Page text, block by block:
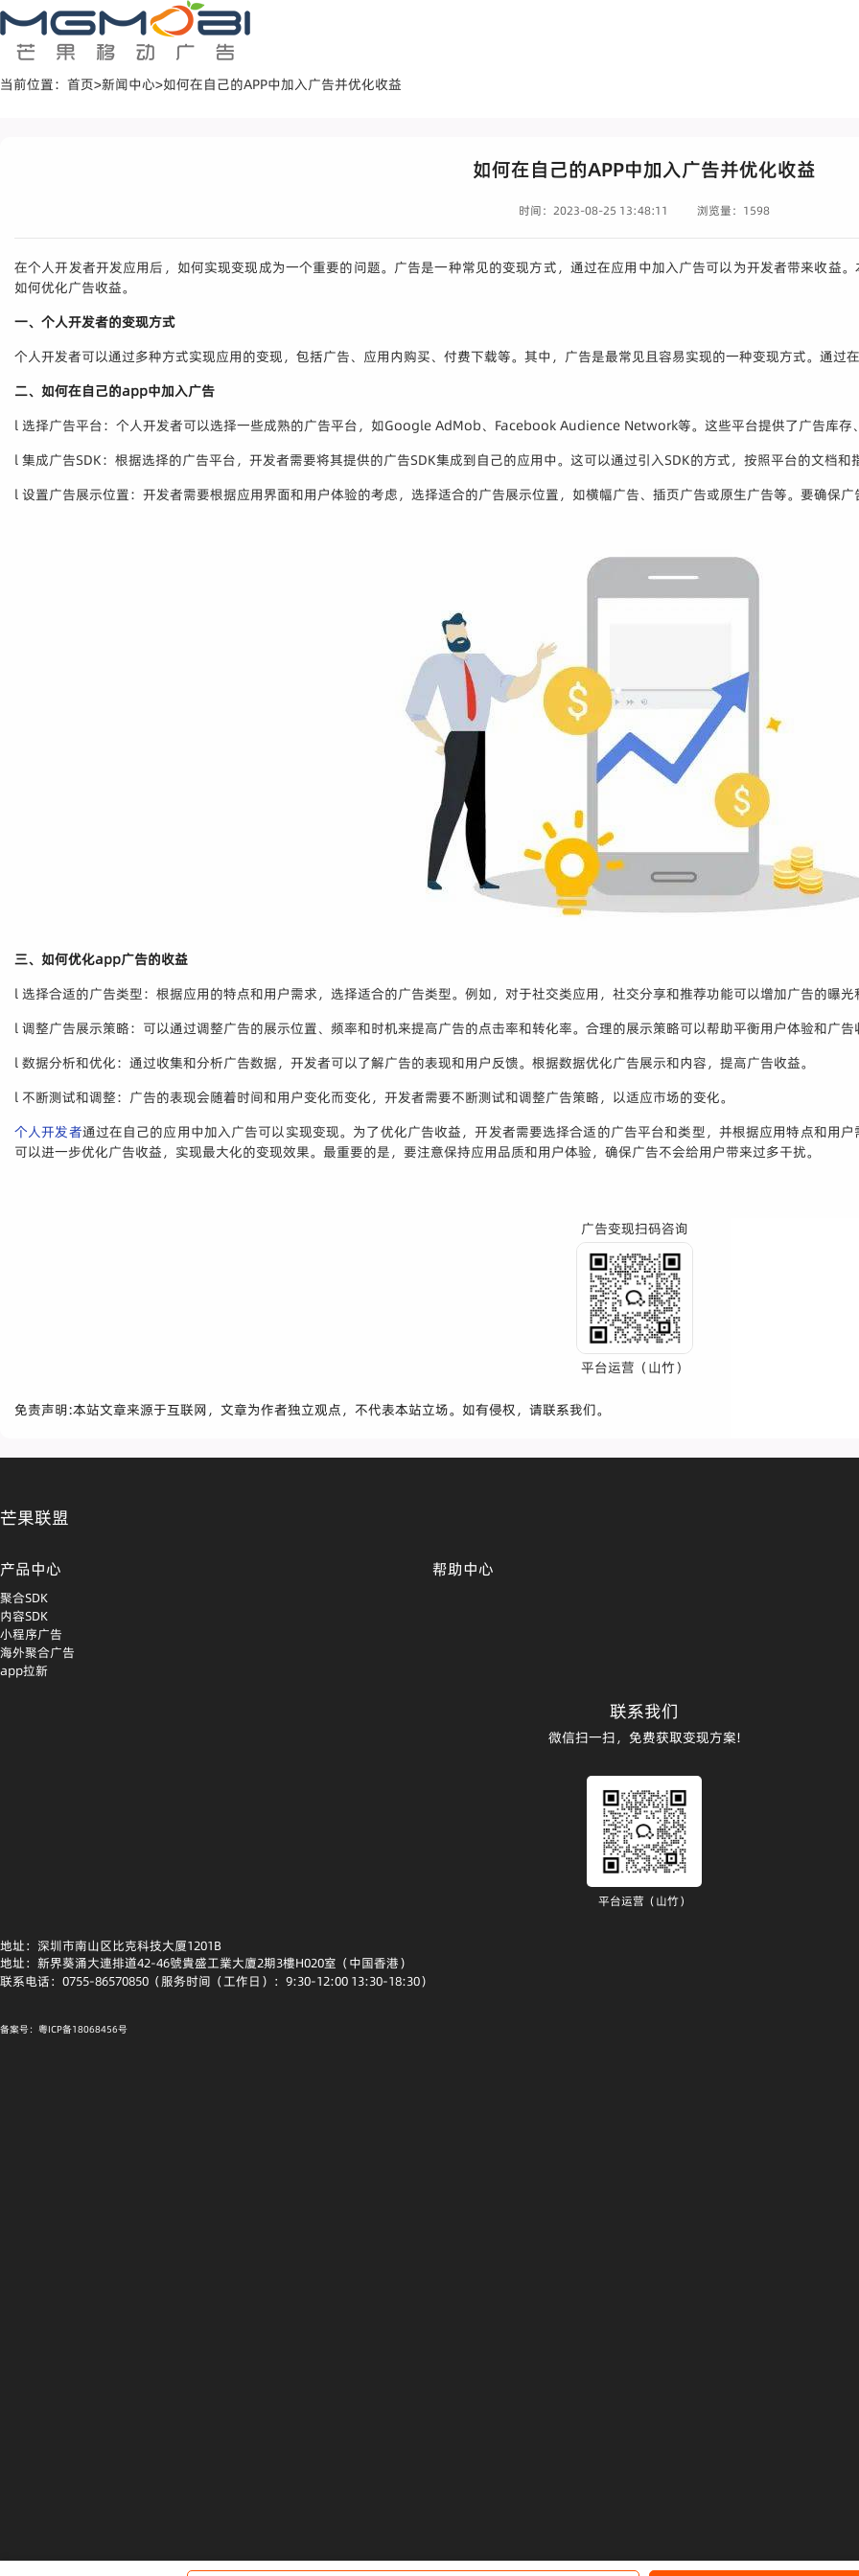
当前位置： 首页>新闻中心>如何在自己的APP中加入广告并优化收益
如何在自己的APP中加入广告并优化收益
时间：2023-08-25 13:48:11 浏览量：1598
在个人开发者开发应用后，如何实现变现成为一个重要的问题。广告是一种常见的变现方式，通过在应用中加入广告可以为开发者带来收益
如何优化广告收益。
一、个人开发者的变现方式
个人开发者可以通过多种方式实现应用的变现，包括广告、应用内购买、付费下载等。其中，广告是最常见且容易实现的一种变现方式。通
二、如何在自己的app中加入广告
l 选择广告平台：个人开发者可以选择一些成熟的广告平台，如Google AdMob、Facebook Audience Network等。这些平台提供了广告库存
l 集成广告SDK：根据选择的广告平台，开发者需要将其提供的广告SDK集成到自己的应用中。这可以通过引入SDK的方式，按照平台的文档和
l 设置广告展示位置：开发者需要根据应用界面和用户体验的考虑，选择适合的广告展示位置，如横幅广告、插页广告或原生广告等。要确保
三、如何优化app广告的收益
l 选择合适的广告类型：根据应用的特点和用户需求，选择适合的广告类型。例如，对于社交类应用，社交分享和推荐功能可以增加广告的曝光
l 调整广告展示策略：可以通过调整广告的展示位置、频率和时机来提高广告的点击率和转化率。合理的展示策略可以帮助平衡用户体验和广告
l 数据分析和优化：通过收集和分析广告数据，开发者可以了解广告的表现和用户反馈。根据数据优化广告展示和内容，提高广告收益。
l 不断测试和调整：广告的表现会随着时间和用户变化而变化，开发者需要不断测试和调整广告策略，以适应市场的变化。
个人开发者通过在自己的应用中加入广告可以实现变现。为了优化广告收益，开发者需要选择合适的广告平台和类型，并根据应用特点和用
可以进一步优化广告收益，实现最大化的变现效果。最重要的是，要注意保持应用品质和用户体验，确保广告不会给用户带来过多干扰。
广告变现扫码咨询
平台运营（山竹）
免责声明:本站文章来源于互联网，文章为作者独立观点，不代表本站立场。如有侵权，请联系我们。
芒果联盟
产品中心
聚合SDK
内容SDK
小程序广告
海外聚合广告
app拉新
帮助中心
联系我们
微信扫一扫，免费获取变现方案!
平台运营（山竹）
地址：深圳市南山区比克科技大厦1201B
地址：新界葵涌大連排道42-46號貴盛工業大廈2期3樓H020室（中国香港）
联系电话：0755-86570850（服务时间（工作日）：9:30-12:00 13:30-18:30）
备案号：粤ICP备18068456号